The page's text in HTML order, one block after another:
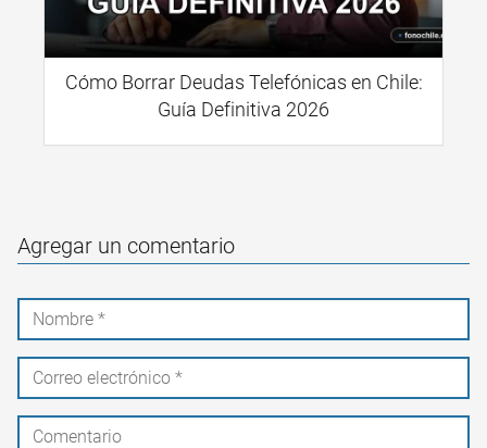
Cómo Borrar Deudas Telefónicas en Chile:
Guía Definitiva 2026
Agregar un comentario